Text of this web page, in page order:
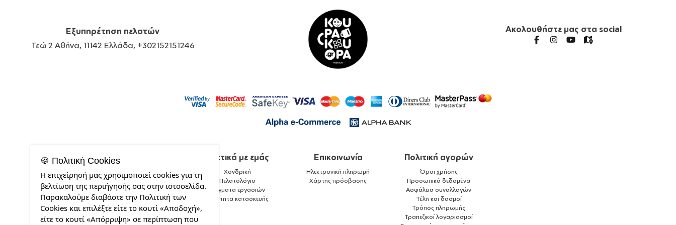
Εξυπηρέτηση πελατών
Τεώ 2 Αθήνα, 11142 Ελλάδα, +302152151246
Ακολουθήστε μας στα social
Σχετικά με εμάς
Χονδρική
Πελατολόγιο
Δείγματα εργασιών
Ποιότητα κατασκευής
Επικοινωνία
Ηλεκτρονική πληρωμή
Χάρτης πρόσβασης
Πολιτική αγορών
Όροι χρήσης
Προσωπικά δεδομένα
Ασφάλεια συναλλαγών
Τέλη και δασμοί
Τρόπος πληρωμής
Τραπεζικοί λογαριασμοί
🍪 Πολιτική Cookies
Η επιχείρησή μας χρησιμοποιεί cookies για τη
βελτίωση της περιήγησής σας στην ιστοσελίδα.
Παρακαλούμε διαβάστε την Πολιτική των
Cookies και επιλέξτε είτε το κουτί «Αποδοχή»,
είτε το κουτί «Απόρριψη» σε περίπτωση που